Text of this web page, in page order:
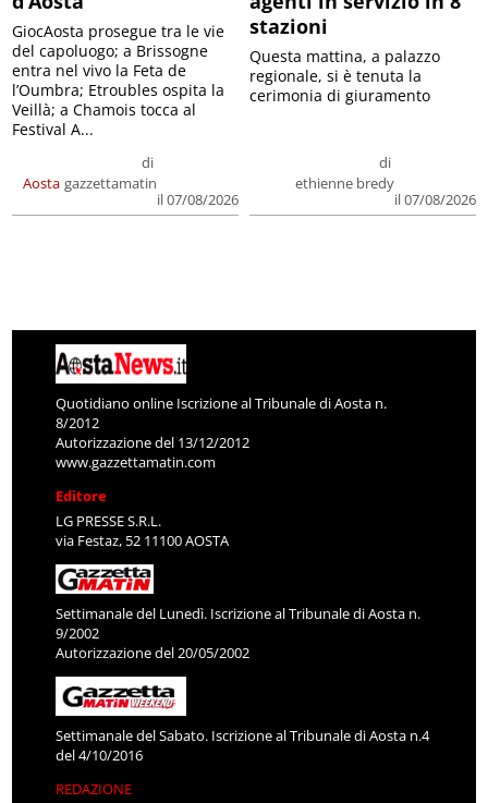
Aosta
di
gazzettamatin
il 07/08/2026
GiocAosta prosegue tra le vie
del capoluogo; a Brissogne
entra nel vivo la Feta de
l’Oumbra; Etroubles ospita la
Veillà; a Chamois tocca al
Festival A...
stazioni
di
ethienne bredy
il 07/08/2026
Questa mattina, a palazzo
regionale, si è tenuta la
cerimonia di giuramento
Quotidiano online Iscrizione al Tribunale di Aosta n.
8/2012
Autorizzazione del 13/12/2012
www.gazzettamatin.com
Editore
LG PRESSE S.R.L.
via Festaz, 52 11100 AOSTA
Settimanale del Lunedì. Iscrizione al Tribunale di Aosta n.
9/2002
Autorizzazione del 20/05/2002
Settimanale del Sabato. Iscrizione al Tribunale di Aosta n.4
del 4/10/2016
REDAZIONE